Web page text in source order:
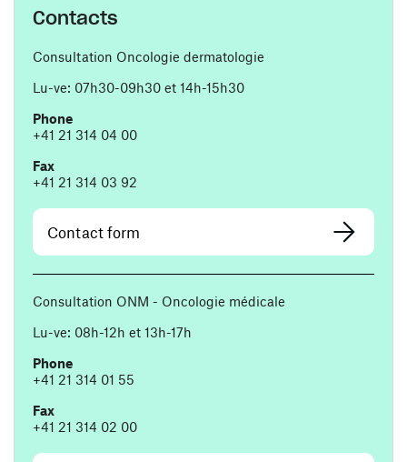
Contacts
Consultation Oncologie dermatologie
Lu-ve: 07h30-09h30 et 14h-15h30
Phone
+41 21 314 04 00
Fax
+41 21 314 03 92
Contact form
Consultation ONM - Oncologie médicale
Lu-ve: 08h-12h et 13h-17h
Phone
+41 21 314 01 55
Fax
+41 21 314 02 00